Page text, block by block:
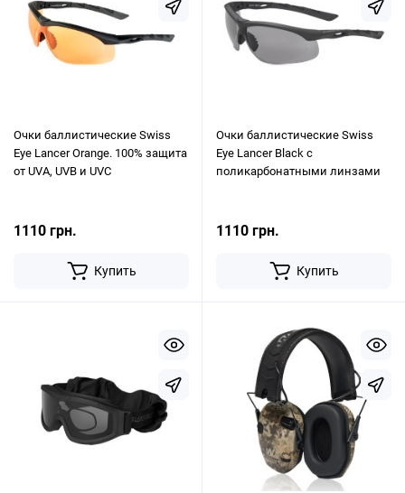
Очки баллистические Swiss
Eye Lancer Orange. 100% защита
от UVA, UVB и UVC
1110 грн.
Купить
Очки баллистические Swiss
Eye Lancer Black с
поликарбонатными линзами
1110 грн.
Купить